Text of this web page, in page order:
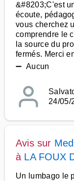
&#8203;C'est
écoute,
vous cherchez
comprendre le
la source du
fermés. Merci
➖ Aucun
24/05/
Avis sur
à LA FOUX
Un lumbago le